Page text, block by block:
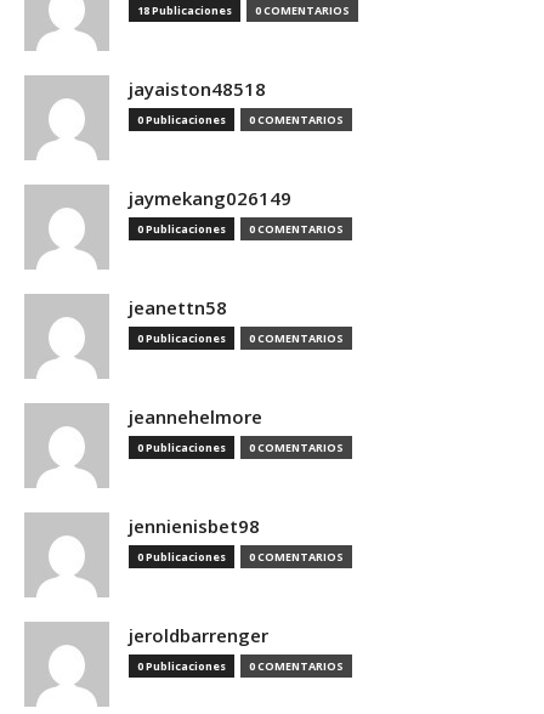
18 Publicaciones 0 COMENTARIOS
jayaiston48518
0 Publicaciones 0 COMENTARIOS
jaymekang026149
0 Publicaciones 0 COMENTARIOS
jeanettn58
0 Publicaciones 0 COMENTARIOS
jeannehelmore
0 Publicaciones 0 COMENTARIOS
jennienisbet98
0 Publicaciones 0 COMENTARIOS
jeroldbarrenger
0 Publicaciones 0 COMENTARIOS